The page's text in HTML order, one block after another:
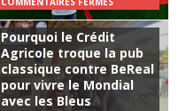
Pourquoi le Crédit
Agricole troque la pub
classique contre BeReal
pour vivre le Mondial
avec les Bleus